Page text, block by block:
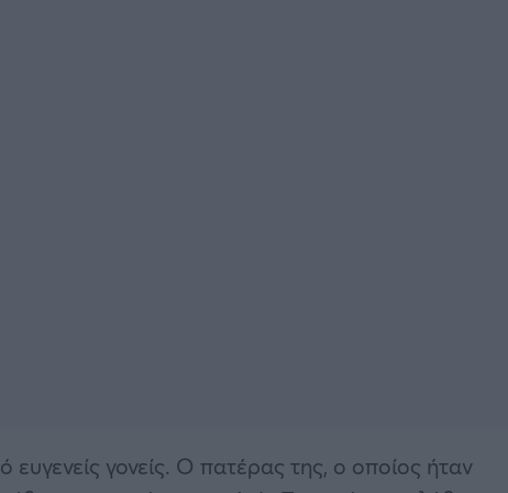
γονείς. Ο πατέρας της, ο οποίος ήταν